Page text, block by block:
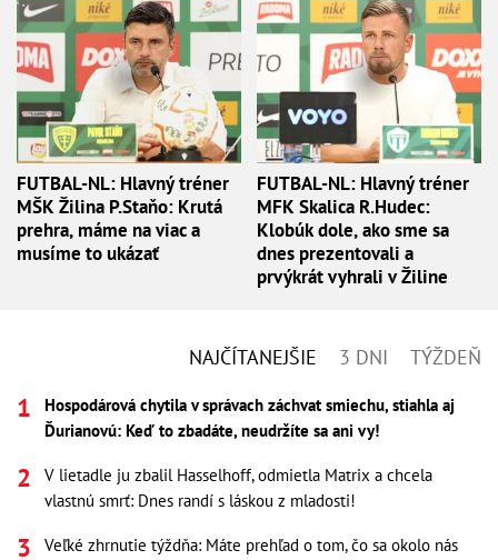
FUTBAL-NL: Hlavný tréner
MŠK Žilina P.Staňo: Krutá
prehra, máme na viac a
musíme to ukázať
FUTBAL-NL: Hlavný tréner
MFK Skalica R.Hudec:
Klobúk dole, ako sme sa
dnes prezentovali a
prvýkrát vyhrali v Žiline
NAJČÍTANEJŠIE 3 DNI TÝŽDEŇ
Hospodárová chytila v správach záchvat smiechu, stiahla aj
Ďurianovú: Keď to zbadáte, neudržíte sa ani vy!
V lietadle ju zbalil Hasselhoff, odmietla Matrix a chcela
vlastnú smrť: Dnes randí s láskou z mladosti!
Veľké zhrnutie týždňa: Máte prehľad o tom, čo sa okolo nás